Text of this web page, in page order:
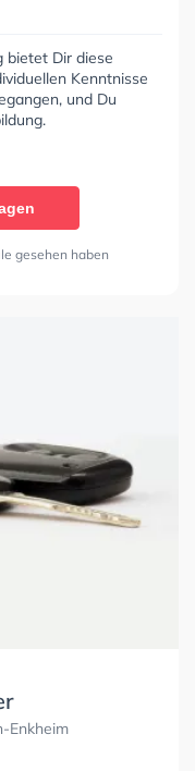
bietet Dir diese
Kenntnisse
und Du
gesehen haben
Enkheim